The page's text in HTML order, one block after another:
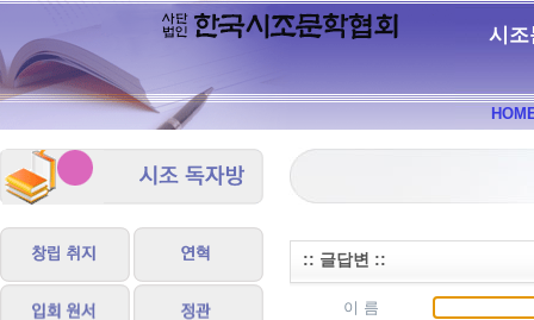
시조
:: 글답변 ::
이 름